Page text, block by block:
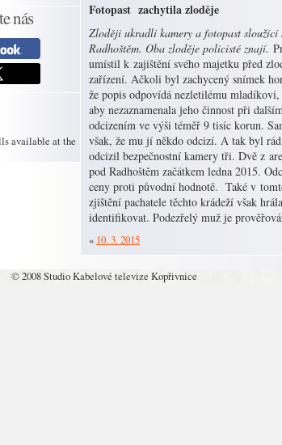
nás
available at the
Fotopast zachytila zloděje
Zloději ukradli kamery a fotopast sloužící
Radhoštěm. Oba zloděje policisté znají.
umístil k zajištění svého majetku před
zařízení. Ačkoli byl zachycený snímek
že popis odpovídá nezletilému
aby nezaznamenala jeho činnost při
odcizením ve výši téměř 9 tisíc korun.
však, že mu jí někdo odcizí. A tak byl
odcizil bezpečnostní kamery tři. Dvě z
pod Radhoštěm začátkem ledna 2015.
ceny proti původní hodnotě. Také v
zjištění pachatele těchto krádeží však
identifikovat. Podezřelý muž je
« 10. 3. 2015
© 2008 Studio Kabelové televize Kopřivnice